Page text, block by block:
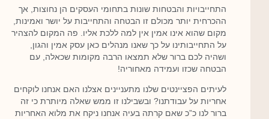
התחייבויות והבטחות שונות בתחומי העסקים הן נחוצות, אך
ההכרחית יותר מכולם זו הבטחה והתחייבות על יושר ואמינות,
מקום שהוא אינו אמין אין למה ללכת אליו. פה המקום להצהיר
על התחייבותינו על כך שאנו מנהלים כאן עסק אמין והגון,
ושהיה לכם ברור שלא תמצאו הרבה מקומות שכאלה, עם
הבטחה שכזו ועמידה מאחוריה!
לעיתים הפציינטים שלנו מתעניינים אצלנו האם אנחנו לוקחים
אחריות על עבודתנו? ובשבילנו זו ממש שאלה מיותרת כי זה
ברור לנו כ”כ שאם קרתה בעיה אנחנו ניקח את מלוא האחריות